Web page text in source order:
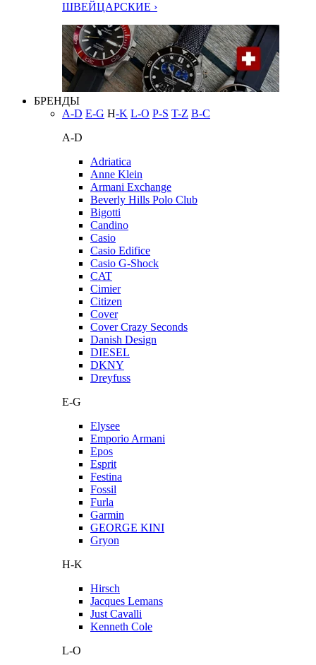
ШВЕЙЦАРСКИЕ ›
БРЕНДЫ
A-D E-G H-K L-O P-S T-Z В-С
A-D
Adriatica
Anne Klein
Armani Exchange
Beverly Hills Polo Club
Bigotti
Candino
Casio
Casio Edifice
Casio G-Shock
CAT
Cimier
Citizen
Cover
Cover Crazy Seconds
Danish Design
DIESEL
DKNY
Dreyfuss
E-G
Elysee
Emporio Armani
Epos
Esprit
Festina
Fossil
Furla
Garmin
GEORGE KINI
Gryon
H-K
Hirsch
Jacques Lemans
Just Cavalli
Kenneth Cole
L-O